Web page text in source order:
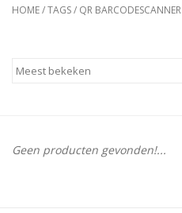
HOME/TAGS/ QR BARCODESCANNER
Geen producten gevonden!...